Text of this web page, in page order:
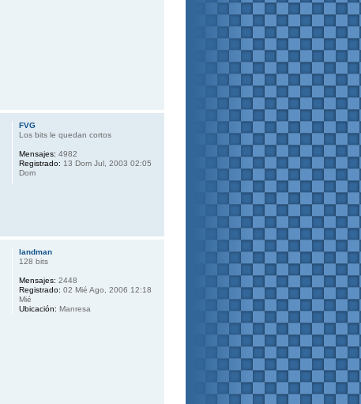
FVG
Los bits le quedan cortos
Mensajes: 4982
Registrado: 13 Dom Jul, 2003 02:05
Dom
landman
128 bits
Mensajes: 2448
Registrado: 02 Mié Ago, 2006 12:18
Mié
Ubicación: Manresa